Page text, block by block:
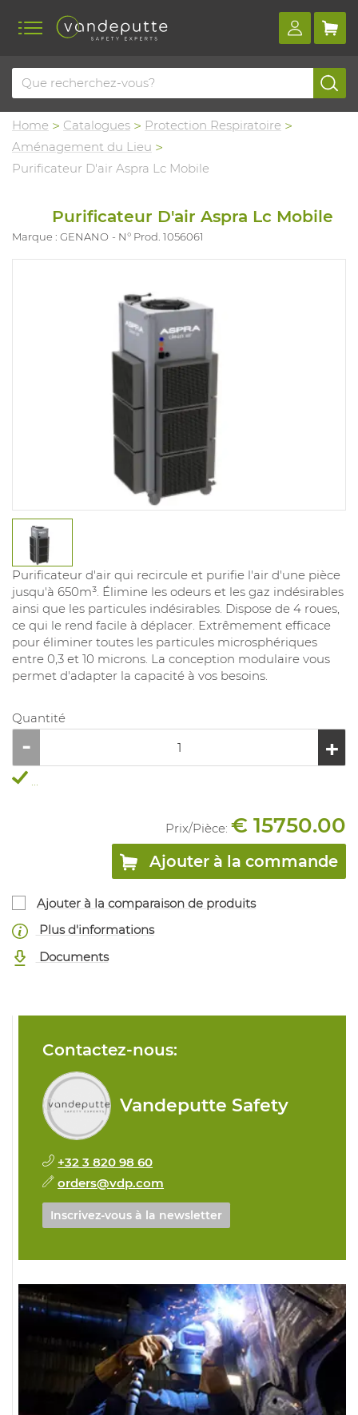
Home Catalogues
Protection Respiratoire
Aménagement du Lieu
Purificateur D'air Aspra Lc Mobile
Purificateur D'air Aspra Lc Mobile
Marque : GENANO N° Prod. 1056061
Purificateur d'air qui recircule et purifie l'air d'une pièce
jusqu'à 650m³. Élimine les odeurs et les gaz indésirables
ainsi que les particules indésirables. Dispose de 4 roues,
ce qui le rend facile à déplacer. Extrêmement efficace
pour éliminer toutes les particules microsphériques
entre 0,3 et 10 microns. La conception modulaire vous
permet d'adapter la capacité à vos besoins.
Quantité
...
Prix/Pièce: € 15750.00
Ajouter à la commande
Ajouter à la comparaison de produits
Plus d'informations
Documents
Contactez-nous:
Vandeputte Safety
+32 3 820 98 60
orders@vdp.com
Inscrivez-vous à la newsletter